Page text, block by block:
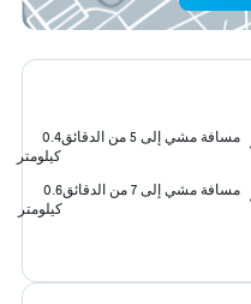
مسافة مشي إلى 5 من الدقائق
0.4
كيلومتر
مسافة مشي إلى 7 من الدقائق
0.6
كيلومتر